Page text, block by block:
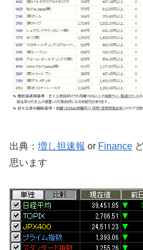
出典： 増し担速報 or Finance
思います